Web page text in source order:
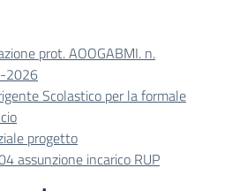
prot. AOOGABMI. n.
2026
Scolastico per la formale
progetto
assunzione incarico RUP